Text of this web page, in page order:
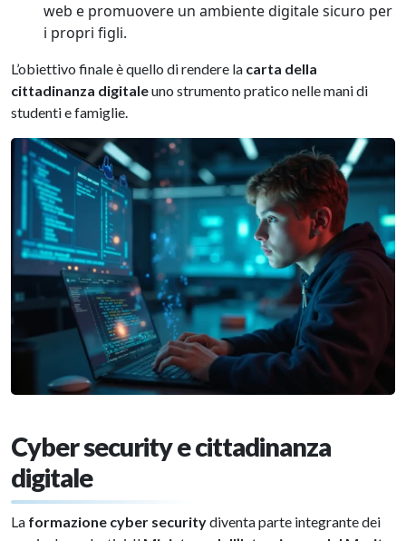
web e promuovere un ambiente digitale sicuro per
i propri figli.
L’obiettivo finale è quello di rendere la carta della
cittadinanza digitaleuno strumento pratico nelle mani di
studenti e famiglie.
Cyber security e cittadinanza
digitale
La formazione cyber securitydiventa parte integrante dei